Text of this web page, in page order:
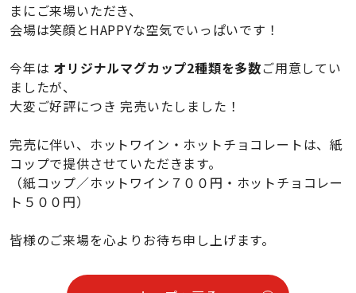
まにご来場いただき、
会場は笑顔とHAPPYな空気でいっぱいです！
今年は オリジナルマグカップ2種類を多数ご用意してい
ましたが、
大変ご好評につき 完売いたしました！
完売に伴い、ホットワイン・ホットチョコレートは、紙
コップで提供させていただきます。
（紙コップ／ホットワイン７００円・ホットチョコレー
ト５００円）
皆様のご来場を心よりお待ち申し上げます。